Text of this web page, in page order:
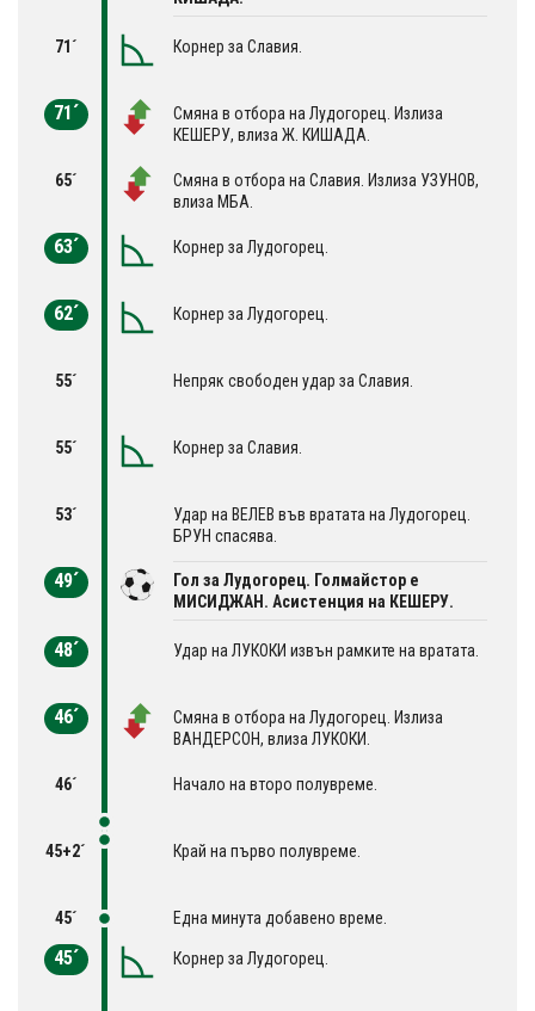
71´ Корнер за Славия.
71´
Смяна в отбора на Лудогорец. Излиза
КЕШЕРУ, влиза Ж. КИШАДА.
65´
Смяна в отбора на Славия. Излиза УЗУНОВ,
влиза МБА.
63´ Корнер за Лудогорец.
62´ Корнер за Лудогорец.
55´ Непряк свободен удар за Славия.
55´ Корнер за Славия.
53´
Удар на ВЕЛЕВ във вратата на Лудогорец.
БРУН спасява.
49´
Гол за Лудогорец. Голмайстор е
МИСИДЖАН. Асистенция на КЕШЕРУ.
48´ Удар на ЛУКОКИ извън рамките на вратата.
46´
Смяна в отбора на Лудогорец. Излиза
ВАНДЕРСОН, влиза ЛУКОКИ.
46´ Начало на второ полувреме.
45+2´ Край на първо полувреме.
45´ Една минута добавено време.
45´ Корнер за Лудогорец.